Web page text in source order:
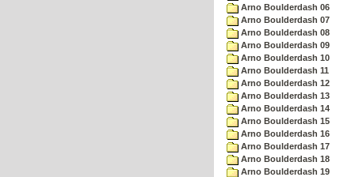
Arno Boulderdash 06
Arno Boulderdash 07
Arno Boulderdash 08
Arno Boulderdash 09
Arno Boulderdash 10
Arno Boulderdash 11
Arno Boulderdash 12
Arno Boulderdash 13
Arno Boulderdash 14
Arno Boulderdash 15
Arno Boulderdash 16
Arno Boulderdash 17
Arno Boulderdash 18
Arno Boulderdash 19